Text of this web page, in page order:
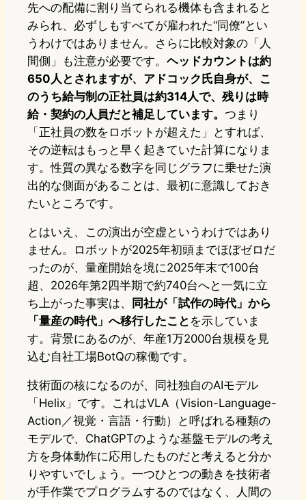
先への配備に割り当てられる機体も含まれると
みられ、必ずしもすべてが雇われた“同僚”とい
うわけではありません。さらに比較対象の「人
間側」も注意が必要です。 ヘッドカウントは約
650人とされますが、アドコック氏自身が、こ
のうち給与制の正社員は約314人で、残りは時
給・契約の人員だと補足しています。 つまり
「正社員の数をロボットが超えた」とすれば、
その逆転はもっと早く起きていた計算になりま
す。性質の異なる数字を同じグラフに乗せた演
出的な側面があることは、最初に意識しておき
たいところです。
とはいえ、この演出が空虚というわけではあり
ません。ロボットが2025年初頭までほぼゼロだ
ったのが、量産開始を境に2025年末で100台
超、2026年第2四半期で約740台へと一気に立
ち上がった事実は、
同社が「試作の時代」から
「量産の時代」へ移行したこと を示していま
す。背景にあるのが、年産1万2000台規模を見
込む自社工場BotQの稼働です。
技術面の核になるのが、同社独自のAIモデル
「Helix」です。これはVLA（Vision-Language-
Action／視覚・言語・行動）と呼ばれる種類の
モデルで、ChatGPTのような基盤モデルの考え
方を身体動作に応用したものだと考えると分か
りやすいでしょう。一つひとつの動きを技術者
が手作業でプログラムするのではなく、人間の